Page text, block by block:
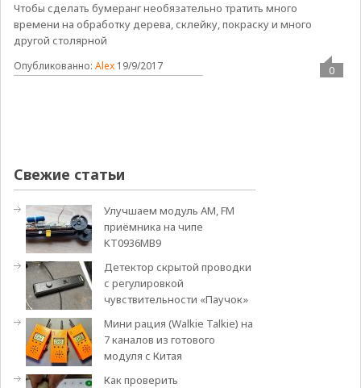
Чтобы сделать бумеранг необязательно тратить много
времени на обработку дерева, склейку, покраску и много
другой столярной
Опубликованно: Alex 19/9/2017 0
Свежие статьи
Улучшаем модуль АМ, FM
приёмника на чипе
KT0936MB9
Детектор скрытой проводки
с регулировкой
чувствительности «Паучок»
Мини рация (Walkie Talkie) на
7 каналов из готового
модуля с Китая
Как проверить